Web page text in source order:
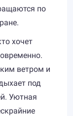
по
хочет
ветром и
под
Уютная